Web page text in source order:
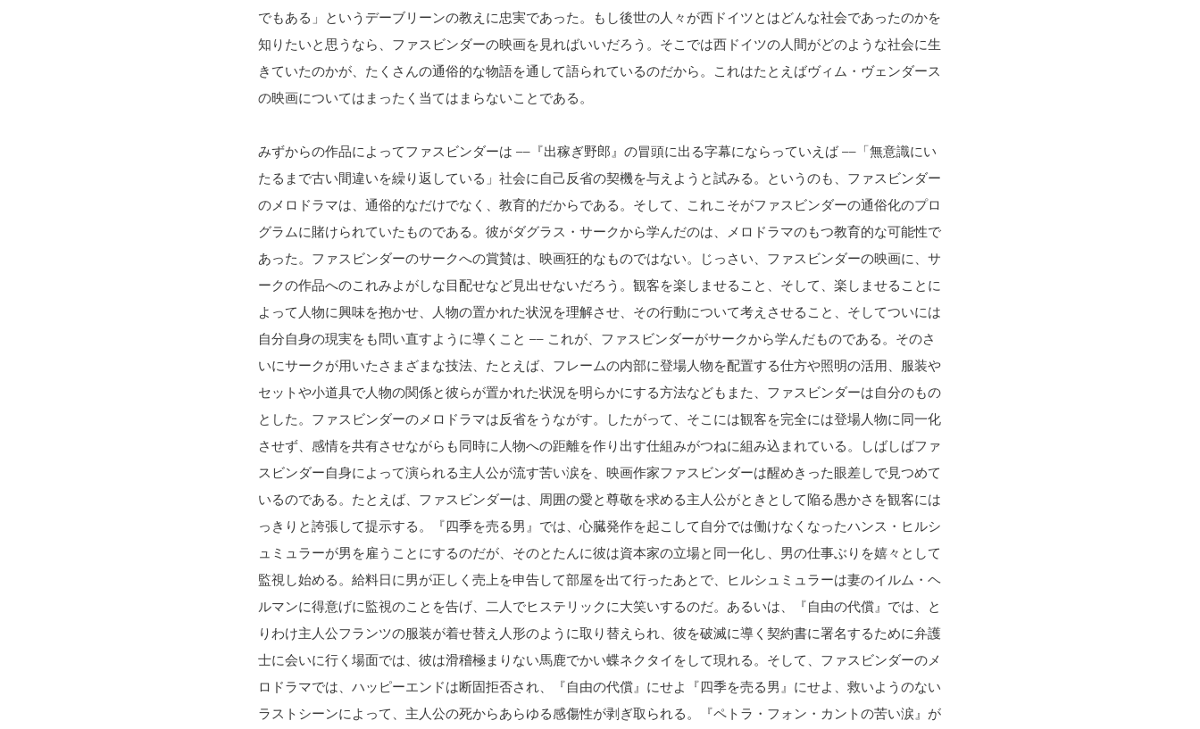
でもある」というデーブリーンの教えに忠実であった。もし後世の人々が西ドイツとはどんな社会であったのかを
知りたいと思うなら、ファスビンダーの映画を見ればいいだろう。そこでは西ドイツの人間がどのような社会に生
きていたのかが、たくさんの通俗的な物語を通して語られているのだから。これはたとえばヴィム・ヴェンダース
の映画についてはまったく当てはまらないことである。
みずからの作品によってファスビンダーは ––『出稼ぎ野郎』の冒頭に出る字幕にならっていえば ––「無意識にい
たるまで古い間違いを繰り返している」社会に自己反省の契機を与えようと試みる。というのも、ファスビンダー
のメロドラマは、通俗的なだけでなく、教育的だからである。そして、これこそがファスビンダーの通俗化のプロ
グラムに賭けられていたものである。彼がダグラス・サークから学んだのは、メロドラマのもつ教育的な可能性で
あった。ファスビンダーのサークへの賞賛は、映画狂的なものではない。じっさい、ファスビンダーの映画に、サ
ークの作品へのこれみよがしな目配せなど見出せないだろう。観客を楽しませること、そして、楽しませることに
よって人物に興味を抱かせ、人物の置かれた状況を理解させ、その行動について考えさせること、そしてついには
自分自身の現実をも問い直すように導くこと –– これが、ファスビンダーがサークから学んだものである。そのさ
いにサークが用いたさまざまな技法、たとえば、フレームの内部に登場人物を配置する仕方や照明の活用、服装や
セットや小道具で人物の関係と彼らが置かれた状況を明らかにする方法などもまた、ファスビンダーは自分のもの
とした。ファスビンダーのメロドラマは反省をうながす。したがって、そこには観客を完全には登場人物に同一化
させず、感情を共有させながらも同時に人物への距離を作り出す仕組みがつねに組み込まれている。しばしばファ
スビンダー自身によって演られる主人公が流す苦い涙を、映画作家ファスビンダーは醒めきった眼差しで見つめて
いるのである。たとえば、ファスビンダーは、周囲の愛と尊敬を求める主人公がときとして陥る愚かさを観客には
っきりと誇張して提示する。『四季を売る男』では、心臓発作を起こして自分では働けなくなったハンス・ヒルシ
ュミュラーが男を雇うことにするのだが、そのとたんに彼は資本家の立場と同一化し、男の仕事ぶりを嬉々として
監視し始める。給料日に男が正しく売上を申告して部屋を出て行ったあとで、ヒルシュミュラーは妻のイルム・ヘ
ルマンに得意げに監視のことを告げ、二人でヒステリックに大笑いするのだ。あるいは、『自由の代償』では、と
りわけ主人公フランツの服装が着せ替え人形のように取り替えられ、彼を破滅に導く契約書に署名するために弁護
士に会いに行く場面では、彼は滑稽極まりない馬鹿でかい蝶ネクタイをして現れる。そして、ファスビンダーのメ
ロドラマでは、ハッピーエンドは断固拒否され、『自由の代償』にせよ『四季を売る男』にせよ、救いようのない
ラストシーンによって、主人公の死からあらゆる感傷性が剥ぎ取られる。『ペトラ・フォン・カントの苦い涙』が